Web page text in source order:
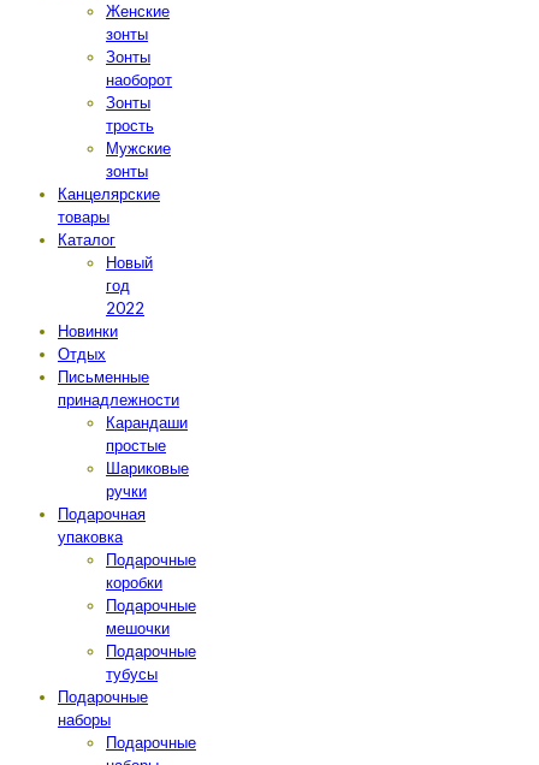
Женские
зонты
Зонты
наоборот
Зонты
трость
Мужские
зонты
Канцелярские
товары
Каталог
Новый
год
2022
Новинки
Отдых
Письменные
принадлежности
Карандаши
простые
Шариковые
ручки
Подарочная
упаковка
Подарочные
коробки
Подарочные
мешочки
Подарочные
тубусы
Подарочные
наборы
Подарочные